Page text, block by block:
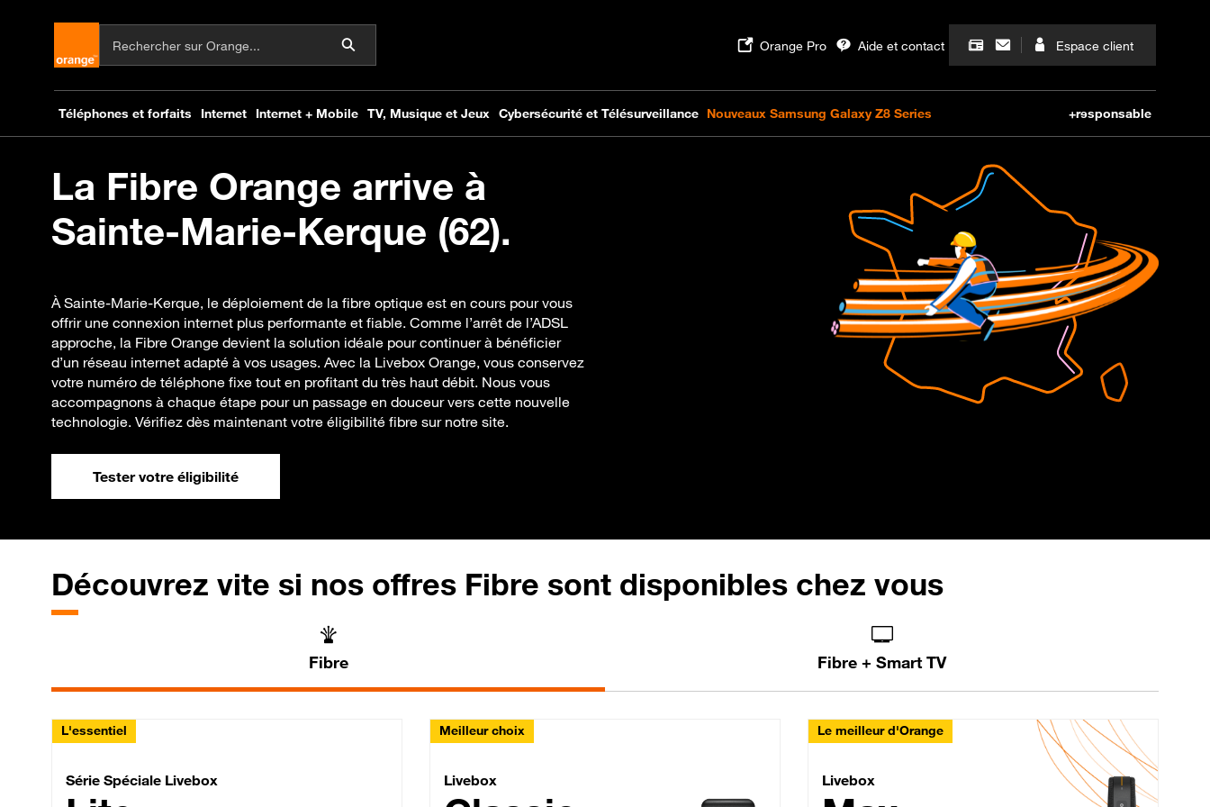
La Fibre Orange arrive à
Sainte-Marie-Kerque (62).
À Sainte-Marie-Kerque, le déploiement de la fibre optique est en cours pour vous
offrir une connexion internet plus performante et fiable. Comme l’arrêt de l’ADSL
approche, la Fibre Orange devient la solution idéale pour continuer à bénéficier
d’un réseau internet adapté à vos usages. Avec la Livebox Orange, vous conservez
votre numéro de téléphone fixe tout en profitant du très haut débit. Nous vous
accompagnons à chaque étape pour un passage en douceur vers cette nouvelle
technologie. Vérifiez dès maintenant votre éligibilité fibre sur notre site.
Tester votre éligibilité
Découvrez vite si nos offres Fibre sont disponibles chez vous
Fibre Fibre + Smart TV
L'essentiel
Série Spéciale Livebox Lite Fibre
Série Spéciale Livebox
Meilleur choix
Livebox Classic Fibre
Livebox
Le meilleur d'Orange
Livebox Max Fibre
Livebox